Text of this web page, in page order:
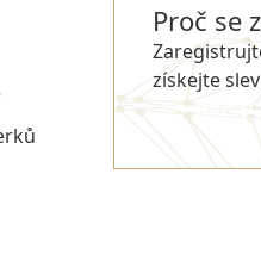
Proč se
získejte